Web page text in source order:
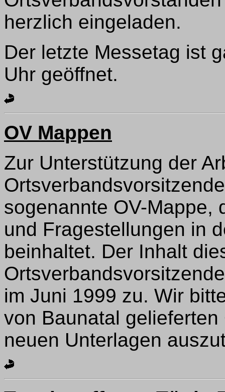
herzlich eingeladen.
Der letzte Messetag ist
Uhr geöffnet.
OV Mappen
Zur Unterstützung der
sogenannte OV-Mappe,
und Fragestellungen in
beinhaltet. Der Inhalt
im Juni 1999 zu. Wir
von Baunatal
neuen Unterlagen